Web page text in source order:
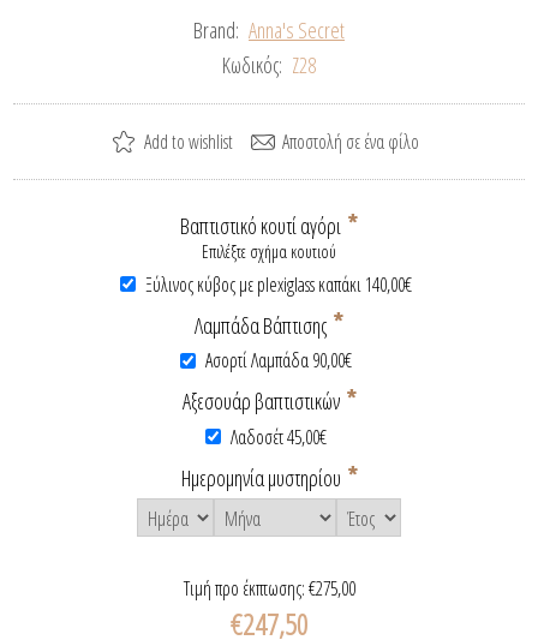
Brand: Anna's Secret
Κωδικός: Z28
Βαπτιστικό κουτί αγόρι *
Επιλέξτε σχήμα κουτιού
Ξύλινος κύβος με plexiglass καπάκι 140,00€
Λαμπάδα Βάπτισης *
Ασορτί Λαμπάδα 90,00€
Αξεσουάρ βαπτιστικών *
Λαδοσέτ 45,00€
Ημερομηνία μυστηρίου *
Τιμή προ έκπτωσης:€275,00
€247,50